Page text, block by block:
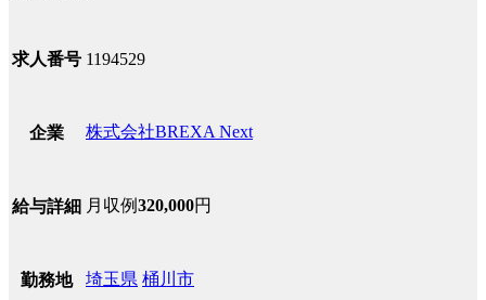
求人番号 1194529
企業 株式会社BREXA Next
給与詳細 月収例320,000円
勤務地 埼玉県 桶川市